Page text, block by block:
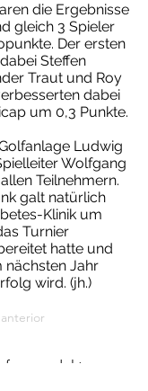
die Ergebnisse
gleich 3 Spieler
Der ersten
Steffen
Traut und Roy
dabei
um 0,3 Punkte.
Ludwig
Wolfgang
Teilnehmern.
galt natürlich
Klinik um
Turnier
hatte und
nächsten Jahr
wird. (jh.)
del torneo